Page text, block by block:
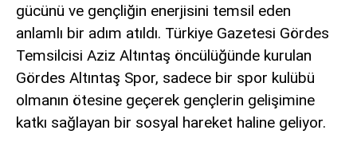
SIYASET
DÜNYA
METEOROLOJI
SPOR
SERVISLER
gücünü ve gençliğin enerjisini temsil eden
anlamlı bir adım atıldı. Türkiye Gazetesi Gördes
Temsilcisi Aziz Altıntaş öncülüğünde kurulan
Gördes Altıntaş Spor, sadece bir spor kulübü
olmanın ötesine geçerek gençlerin gelişimine
katkı sağlayan bir sosyal hareket haline geliyor.